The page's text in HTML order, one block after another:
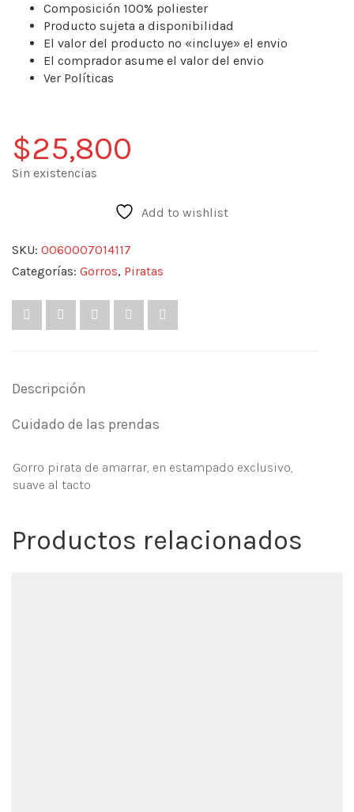
Composición 100% poliester
Producto sujeta a disponibilidad
El valor del producto no «incluye» el envio
El comprador asume el valor del envio
Ver Políticas
$25,800
Sin existencias
Add to wishlist
SKU: 0060007014117
Categorías: Gorros, Piratas
Descripción
Cuidado de las prendas
Gorro pirata de amarrar, en estampado exclusivo,
suave al tacto
Productos relacionados